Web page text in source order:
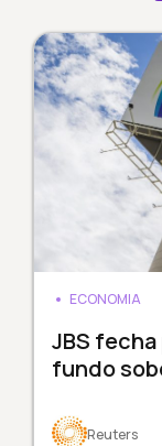
ECONOMIA
JBS
fundo
Reuters